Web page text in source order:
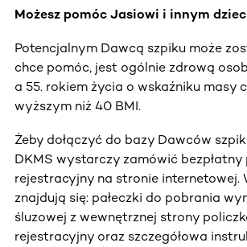
Możesz pomóc Jasiowi i innym
Potencjalnym Dawcą szpiku może
chce pomóc, jest ogólnie zdrową
a 55. rokiem życia o wskaźniku masy
wyższym niż 40 BMI.
Żeby dołączyć do bazy Dawców
DKMS wystarczy zamówić
rejestracyjny na stronie internetowej.
znajdują się: pałeczki do pobrania
śluzowej z wewnętrznej strony
rejestracyjny oraz szczegółowa